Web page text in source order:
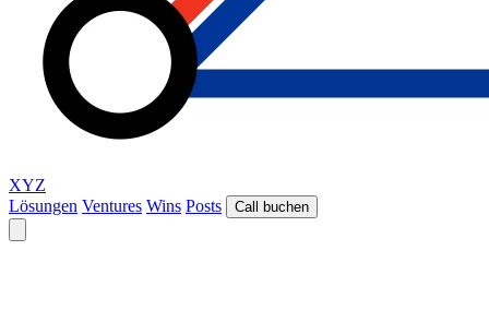
XYZ
Lösungen Ventures Wins Posts Call buchen